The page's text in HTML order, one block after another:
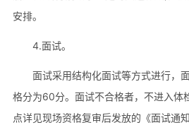
安排。
4.面试。
面试采用结构化面试等方式进行，
格分为60分。面试不合格者，不进入体
点详见现场资格复审后发放的《面试通知